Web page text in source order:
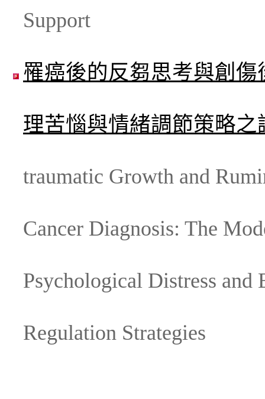
Support
罹癌後的反芻思考與創
理苦惱與情緒調節策略之
traumatic Growth and
Cancer Diagnosis: The
Psychological Distress and
Regulation Strategies